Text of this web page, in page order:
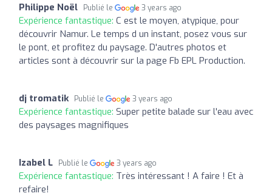
Philippe Noël Publié le 3 years ago
Expérience fantastique: C est le moyen, atypique, pour
découvrir Namur. Le temps d un instant, posez vous sur
le pont, et profitez du paysage. D'autres photos et
articles sont à découvrir sur la page Fb EPL Production.
dj tromatik Publié le 3 years ago
Expérience fantastique: Super petite balade sur l'eau avec
des paysages magnifiques
Izabel L Publié le 3 years ago
Expérience fantastique: Très intéressant ! A faire ! Et à
refaire!